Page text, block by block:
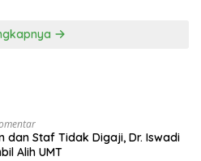
dan Staf Tidak Digaji, Dr. Iswadi
Alih UMT